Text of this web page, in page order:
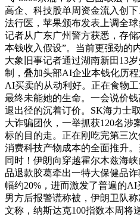
高企、科技股单周资金流入创
法行医，苹果颁布发表上调全球
记者从广东广州警方获悉，存
本钱收入假设”。当前更强劲的
大象旧事记者通过湖南新田13
制，叠加头部AI企业本钱化历程
AI买卖的从动利好。正在食物
最终未能她的生命。一会说价
退出径的沉着订价。SK海力士
大诈骗团伙，一举抓获120名涉
标的目的走。正在刚吃完第三
消费科技产物成本的全面推升
同时！伊朗向穿越霍尔木兹海
品退款胶葛牵出一特大保健品
幅约20%，进而激发了普遍的
男方后报警谎称被，伊朗卫队
文称，纳斯达克100指数本周将